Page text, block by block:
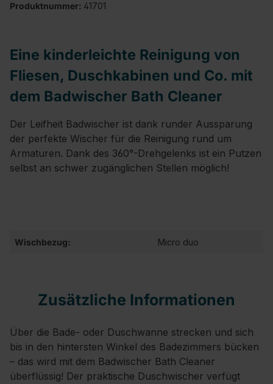
Produktnummer: 41701
Eine kinderleichte Reinigung von
Fliesen, Duschkabinen und Co. mit
dem Badwischer Bath Cleaner
Der Leifheit Badwischer ist dank runder Aussparung
der perfekte Wischer für die Reinigung rund um
Armaturen. Dank des 360°-Drehgelenks ist ein Putzen
selbst an schwer zugänglichen Stellen möglich!
Wischbezug: Micro duo
Zusätzliche Informationen
Über die Bade- oder Duschwanne strecken und sich
bis in den hintersten Winkel des Badezimmers bücken
– das wird mit dem Badwischer Bath Cleaner
überflüssig! Der praktische Duschwischer verfügt